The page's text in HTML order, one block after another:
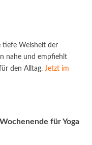
tiefe Weisheit der
nahe und empfiehlt
den Alltag. Jetzt im
für Yoga